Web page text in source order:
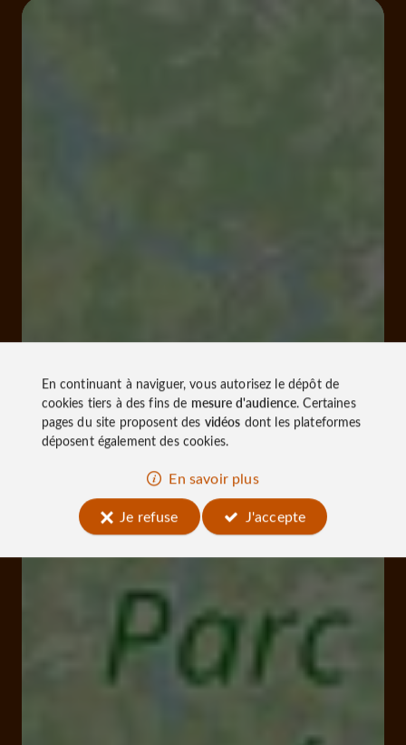
En continuant à naviguer, vous autorisez le dépôt de
cookies tiers à des fins de mesure d'audience. Certaines
pages du site proposent des vidéos dont les plateformes
déposent également des cookies.
En savoir plus
Je refuse
J'accepte